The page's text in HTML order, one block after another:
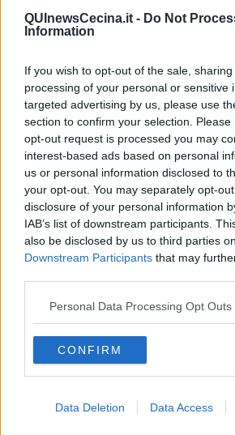
QUInewsCecina.it - Do Not
Information
If you wish to opt-out of the sale,
processing of your personal or sensitive
targeted advertising by us, please use
section to confirm your selection.
opt-out request is processed you may
interest-based ads based on personal
us or personal information disclosed to
your opt-out. You may separately opt-
disclosure of your personal information
IAB’s list of downstream participants.
also be disclosed by us to third parties
Downstream Participants that may
Personal Data Processing Opt Outs
CONFIRM
Data Deletion Data Access
Il telefono del vento
Testamento & Commiato
​La colpa - Memorie del commissario
Autunno
Gracias a la vida
Somnium
Fly me to the moon
Hop!
O sonho de um prisioneiro
Memòrias
Sto qui
Scrivi
Bestiario
Pillole
Veglia
​“D” come delitto
Belle lettere
Todo el bien, todo el mal
Silenzio
Le parole
Le stelle del jazz